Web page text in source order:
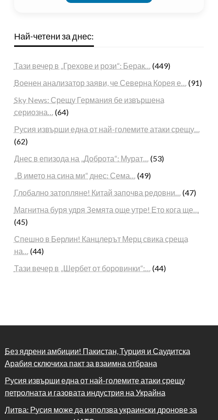
Най-четени за днес:
Тази вечер в „Грехове и рози“: Берак… (449)
Военен анализатор заяви, че Северна Корея е… (91)
Sky News: Срещу Германия бе извършена
сериозна… (64)
Русия извърши една от най-големите атаки срещу…
(62)
Днес в епизода на „Доброта“: Мурат… (53)
„В името на сина ми“ днес: Сема… (49)
Глобално затопляне! Китай започва редовни… (47)
Магнитна буря удря Земята още утре! Ето кога ще…
(45)
Спешно в Берлин! Канцлерът Мерц свика среща
на… (44)
Тази вечер в „Шербет от боровинки“:… (44)
Без ядрени амбиции! Пакистан, Турция и Саудитска
Арабия сключиха пакт за взаимна отбрана
Русия извърши една от най-големите атаки срещу
петролната и газовата индустрия на Украйна
Литва: Русия може да използва украински дронове за